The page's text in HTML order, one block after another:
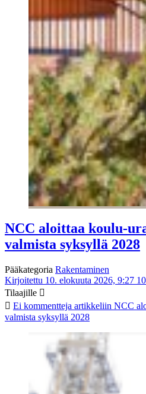
NCC aloittaa koulu-
valmista syksyllä 2028
Pääkategoria Rakentaminen
Kirjoitettu 10. elokuuta 2026, 9:27
Tilaajille
Ei kommentteja artikkeliin NCC
valmista syksyllä 2028